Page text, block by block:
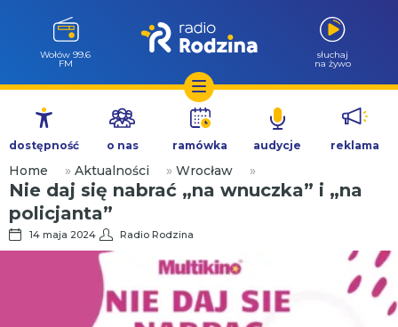
Przejdź
treści
Wołów 99.6
FM
słuchaj
na żywo
dostępność o nas ramówka audycje reklama
Home » Aktualności » Wrocław »
Nie daj się nabrać „na wnuczka” i „na
policjanta”
14 maja 2024 Radio Rodzina